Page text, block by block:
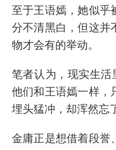
至于王语嫣，她似乎
分不清黑白，但这并
物才会有的举动。
笔者认为，现实生活
他们和王语嫣一样，
埋头猛冲，却浑然忘
金庸正是想借着段誉